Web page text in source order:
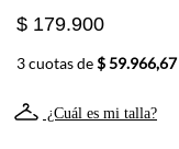
$ 179.900
3 cuotas de$ 59.966,67
¿Cuál es mi talla?